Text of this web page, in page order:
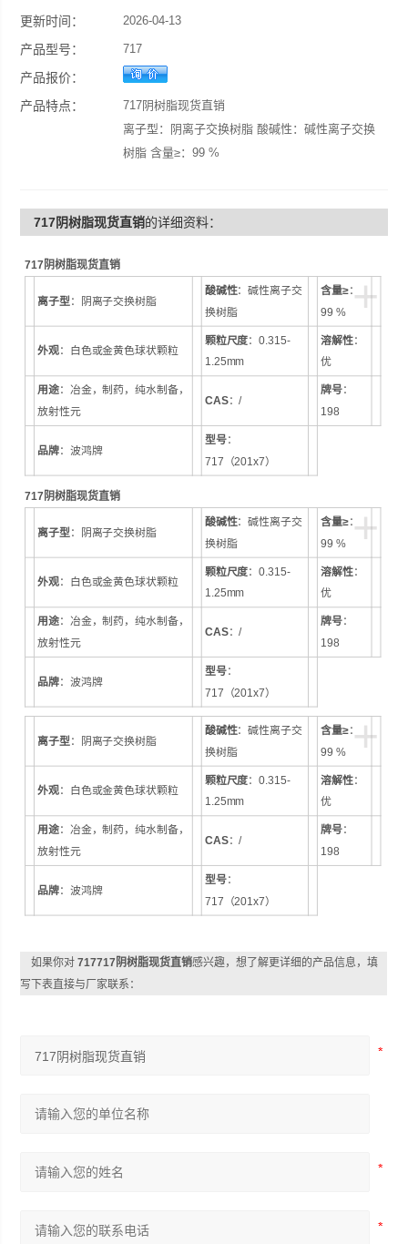
更新时间： 2026-04-13
产品型号： 717
产品报价：
产品特点：
717阴树脂现货直销
离子型：阴离子交换树脂 酸碱性：碱性离子交换
树脂 含量≥：99 %
用途：冶金，制药，纯水制备，放射性元 CAS：/
717阴树脂现货直销的详细资料：
717阴树脂现货直销
+
离子型 ：阴离子交换树脂
酸碱性：碱性离子交
换树脂
含量≥：
99 %
外观：白色或金黄色球状颗粒
颗粒尺度：0.315-
1.25mm
溶解性：
优
用途：冶金，制药，纯水制备，
放射性元
CAS：/
牌号：
198
品牌：波鸿牌
型号：
717（201x7）
717阴树脂现货直销
+
离子型 ：阴离子交换树脂
酸碱性：碱性离子交
换树脂
含量≥：
99 %
外观：白色或金黄色球状颗粒
颗粒尺度：0.315-
1.25mm
溶解性：
优
用途：冶金，制药，纯水制备，
放射性元
CAS：/
牌号：
198
品牌：波鸿牌
型号：
717（201x7）
+
离子型：阴离子交换树脂
酸碱性：碱性离子交
换树脂
含量≥：
99 %
外观：白色或金黄色球状颗粒
颗粒尺度：0.315-
1.25mm
溶解性：
优
用途：冶金，制药，纯水制备，
放射性元
CAS：/
牌号：
198
品牌：波鸿牌
型号：
717（201x7）
如果你对717717阴树脂现货直销感兴趣，想了解更详细的产品信息，填
写下表直接与厂家联系：